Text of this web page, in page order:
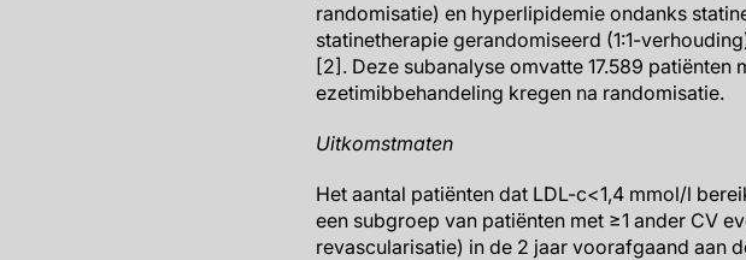
randomisatie) en hyperlipidemie ondanks
statinetherapie gerandomiseerd (1:1-
[2]. Deze subanalyse omvatte 17.589
ezetimibbehandeling kregen na randomisatie.
Uitkomstmaten
Het aantal patiënten dat LDL-c<1,4 mmol/l
een subgroep van patiënten met ≥1 ander CV
revascularisatie) in de 2 jaar voorafgaand aan